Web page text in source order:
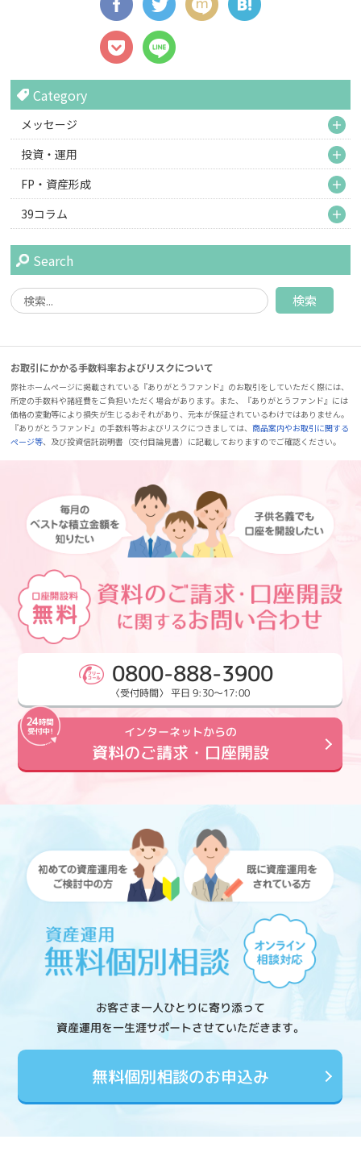
Category
メッセージ
投資・運用
FP・資産形成
39コラム
Search
お取引にかかる手数料率およびリスクについて
弊社ホームページに掲載されている『ありがとうファンド』のお取引をしていただく際には、
所定の手数料や諸経費をご負担いただく場合があります。また、『ありがとうファンド』には
価格の変動等により損失が生じるおそれがあり、元本が保証されているわけではありません。
『ありがとうファンド』の手数料等およびリスクにつきましては、商品案内やお取引に関する
ページ等、及び投資信託説明書（交付目論見書）に記載しておりますのでご確認ください。
0800-888-3900
〈受付時間〉 平日 9:30～17:00
インターネットからの
資料のご請求・口座開設
お客さま一人ひとりに寄り添って
資産運用を一生涯サポートさせていただきます。
無料個別相談のお申込み